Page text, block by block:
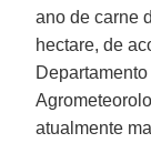
ano de carne
hectare, de
atualmente